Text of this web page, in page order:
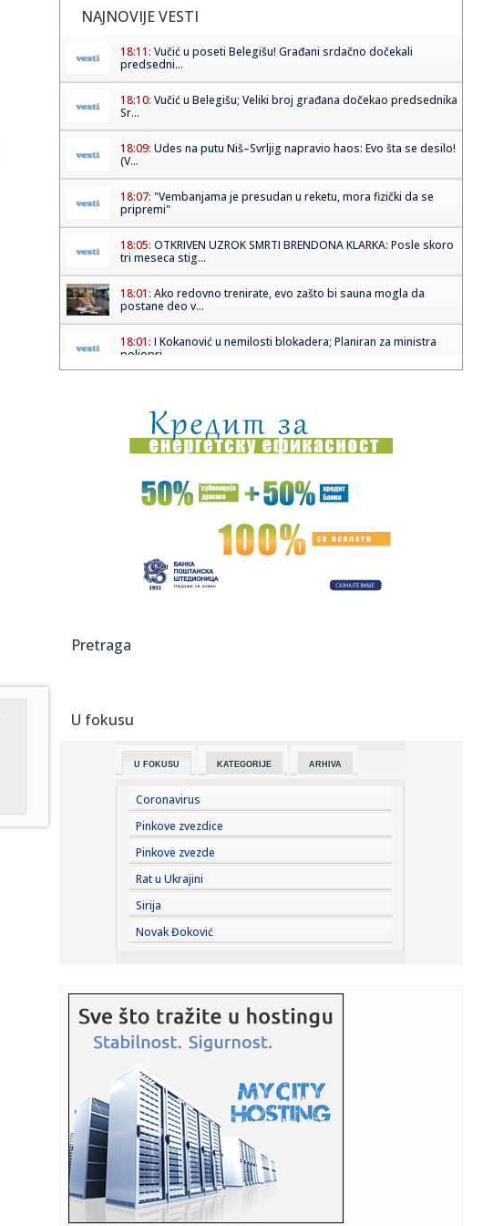
NAJNOVIJE VESTI
18:11: Vučić u poseti Belegišu! Građani srdačno dočekali
predsedni...
18:10: Vučić u Belegišu; Veliki broj građana dočekao predsednika
Sr...
18:09: Udes na putu Niš–Svrljig napravio haos: Evo šta se desilo!
(V...
18:07: "Vembanjama je presudan u reketu, mora fizički da se
pripremi"
18:05: OTKRIVEN UZROK SMRTI BRENDONA KLARKA: Posle skoro
tri meseca stig...
18:01: Ako redovno trenirate, evo zašto bi sauna mogla da
postane deo v...
18:01: I Kokanović u nemilosti blokadera; Planiran za ministra
poljopri...
17:59:Evakuisano 20.000 ljudi zbog šumskog požara
17:51:Nova medalja za Srbiju
Iran se povukao?
17:45:Steve Hackett i Steve Rothery objavili video za „Red
odgovorio da se...
17:42:
17:42: Kolektivno vjenčanje u Bijeljini
17:42:Orao krstaš Feliks ponovo na slobodi: Nakon zatočeništva
u Sir...
17:41:Tramp: SAD ulažu 400 miliona dolara u rudnik u Australiji
17:40:SIMEONE PRELOMIO OKO ALVAREZA: Pomenuo Grizmana i
poslao poruku k...
17:40: Suosnivač popularne onlajn enciklopedije: CIA je izmenila
Vikipe...
17:38:
gradonačelniku M...
17:38:Britni Spirs slomljena - otkrila šta joj je rekao sin: "Osećam
17:36:Осуђујемо монструозне претње ...
17:34:Đokić od heroja do veta za nekoliko meseci; "Studentska
Pretraga
U fokusu
U FOKUSU KATEGORIJE ARHIVA
Coronavirus
Pinkove zvezdice
Pinkove zvezde
Rat u Ukrajini
Sirija
Novak Đoković